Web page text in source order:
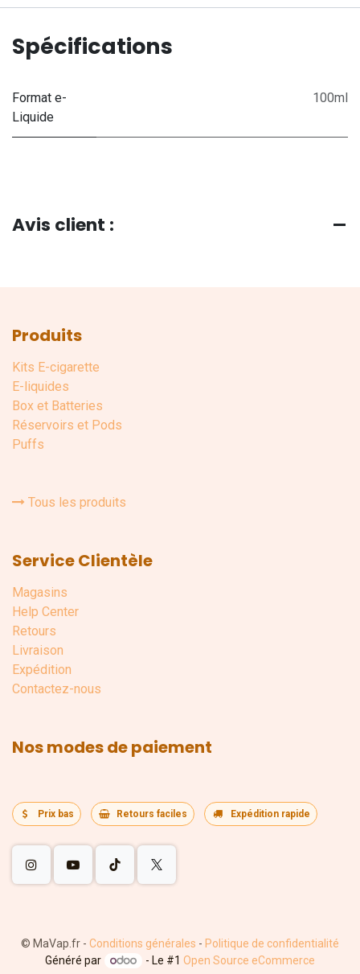
Spécifications
Format e-
Liquide
100ml
Avis client :
Produits
Kits E-cigarette
E-liquides
Box et Batteries
Réservoirs et Pods
Puffs
Tous les produits
Service Clientèle
Magasins
Help Center
Retours
Livraison
Expédition
Contactez-nous
Nos modes de paiement
Prix bas Retours faciles Expédition rapide
© MaVap.fr - Conditions générales - Politique de confidentialité
Généré par
- Le #1 Open Source eCommerce